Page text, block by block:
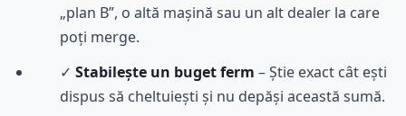
„plan B”, o altă mașină sau un alt dealer la care
poți merge.
✓ Stabilește un buget ferm – Știe exact cât ești
dispus să cheltuiești și nu depăși această sumă.